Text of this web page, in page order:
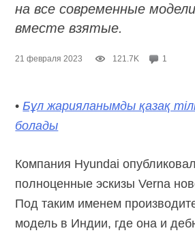
на все современные
вместе взятые.
21 февраля 2023 121.7K 1
•Бұл жарияланымды қазақ
болады
Компания Hyundai
полноценные эскизы Verna
Под таким именем
модель в Индии, где она и